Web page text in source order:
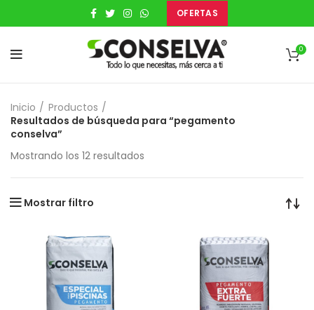
OFERTAS
0
Inicio
Productos
Resultados de búsqueda para “pegamento
conselva”
Mostrando los 12 resultados
Mostrar filtro